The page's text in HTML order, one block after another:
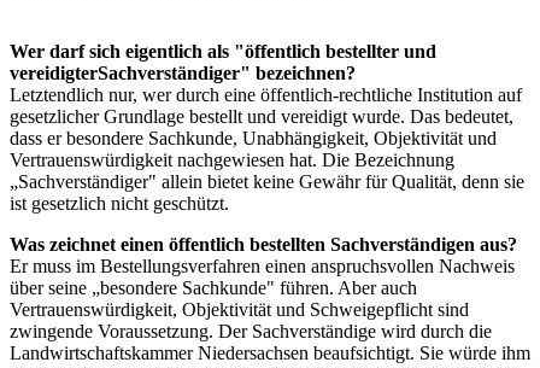
Wer darf sich eigentlich als "öffentlich bestellter und
vereidigterSachverständiger" bezeichnen?
Letztendlich nur, wer durch eine öffentlich-rechtliche Institution auf
gesetzlicher Grundlage bestellt und vereidigt wurde. Das bedeutet,
dass er besondere Sachkunde, Unabhängigkeit, Objektivität und
Vertrauenswürdigkeit nachgewiesen hat. Die Bezeichnung
„Sachverständiger" allein bietet keine Gewähr für Qualität, denn sie
ist gesetzlich nicht geschützt.
Was zeichnet einen öffentlich bestellten Sachverständigen aus?
Er muss im Bestellungsverfahren einen anspruchsvollen Nachweis
über seine „besondere Sachkunde" führen. Aber auch
Vertrauenswürdigkeit, Objektivität und Schweigepflicht sind
zwingende Voraussetzung. Der Sachverständige wird durch die
Landwirtschaftskammer Niedersachsen beaufsichtigt. Sie würde ihm